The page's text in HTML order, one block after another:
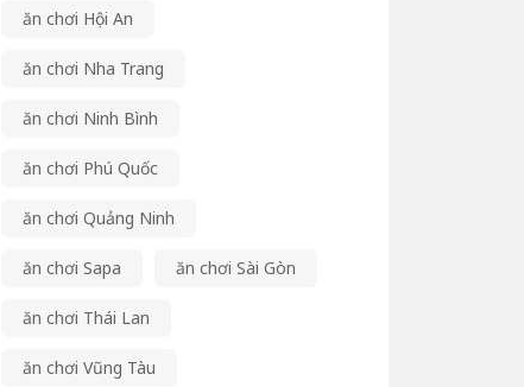
ăn chơi Hội An
ăn chơi Nha Trang
ăn chơi Ninh Bình
ăn chơi Phú Quốc
ăn chơi Quảng Ninh
ăn chơi Sapa ăn chơi Sài Gòn
ăn chơi Thái Lan
ăn chơi Vũng Tàu